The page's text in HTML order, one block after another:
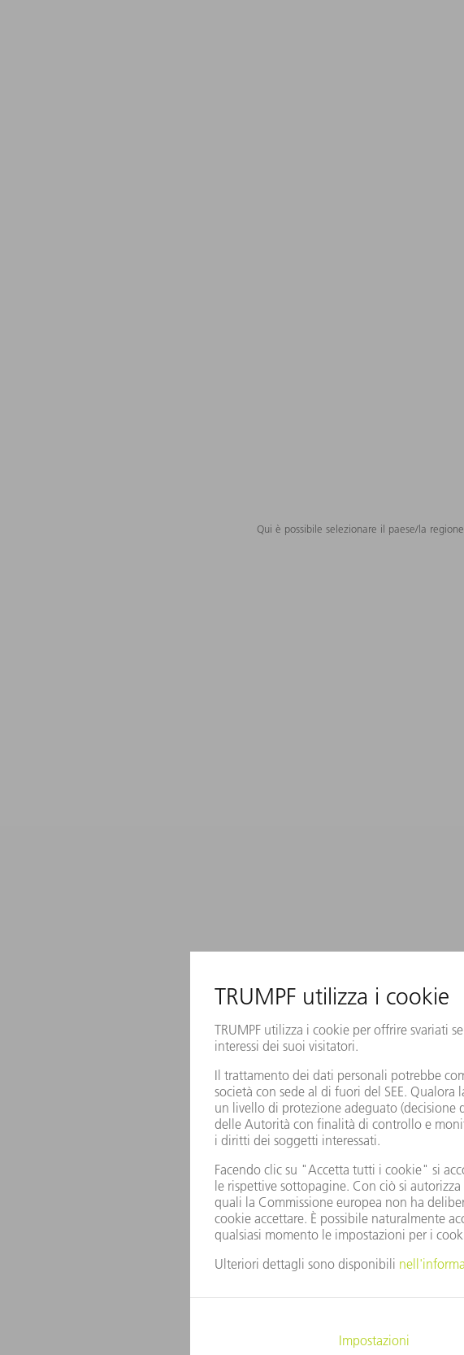
Qui è possibile selezionare il paese/la regione